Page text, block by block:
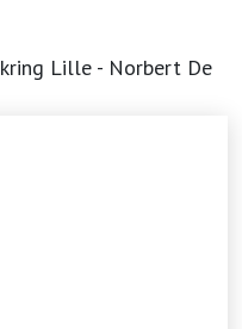
Lille - Norbert De